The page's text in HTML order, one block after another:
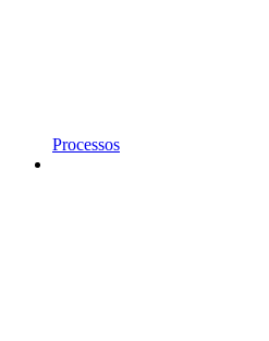
Processos